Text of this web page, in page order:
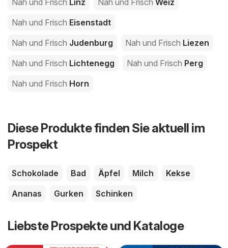
Nah und Frisch Eisenstadt
Nah und Frisch Judenburg Nah und Frisch Liezen
Nah und Frisch Lichtenegg Nah und Frisch Perg
Nah und Frisch Horn
Diese Produkte finden Sie aktuell im
Prospekt
Schokolade Bad Äpfel Milch
Kekse
Ananas
Gurken Schinken
Liebste Prospekte und Kataloge